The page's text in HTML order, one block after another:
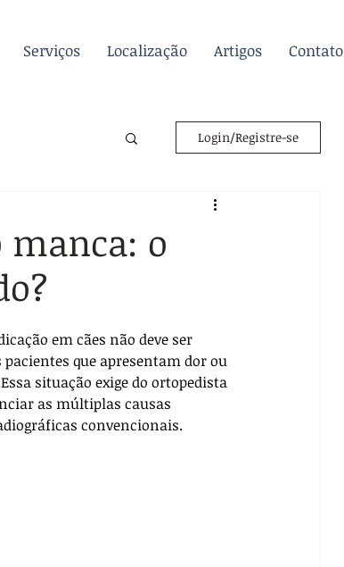
Serviços Localização Artigos Contato
Dicas
Login/Registre-se
manca: o
em cães não deve ser
que apresentam dor ou
situação exige do ortopedista
as múltiplas causas
convencionais.